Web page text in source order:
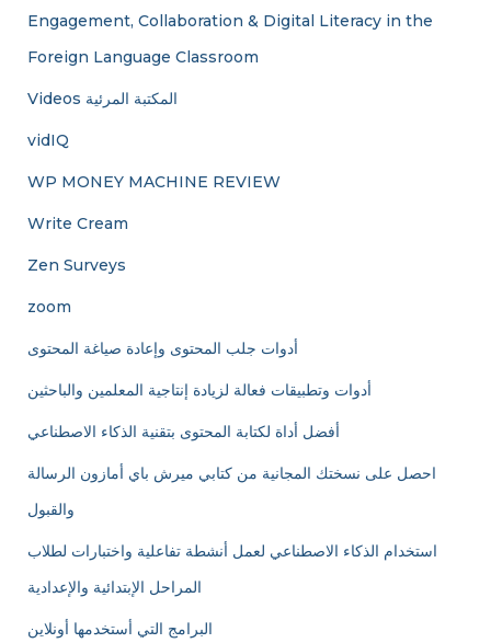
Engagement, Collaboration & Digital Literacy in the
Foreign Language Classroom
Videos المكتبة المرئية
vidIQ
WP MONEY MACHINE REVIEW
Write Cream
Zen Surveys
zoom
أدوات جلب المحتوى وإعادة صياغة المحتوى
أدوات وتطبيقات فعالة لزيادة إنتاجية المعلمين والباحثين
أفضل أداة لكتابة المحتوى بتقنية الذكاء الاصطناعي
احصل على نسختك المجانية من كتابي ميرش باي أمازون الرسالة
والقبول
استخدام الذكاء الاصطناعي لعمل أنشطة تفاعلية واختبارات لطلاب
المراحل الإبتدائية والإعدادية
البرامج التي أستخدمها أونلاين